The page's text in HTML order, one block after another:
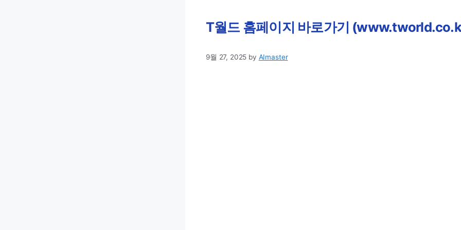
T월드 홈페이지 바로가기
9월 27, 2025 by AImaster